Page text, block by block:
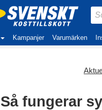
Kampanjer Varumärken
Så fungerar